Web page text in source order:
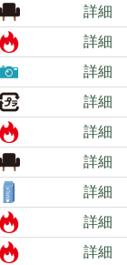
詳細
詳細
詳細
詳細
詳細
詳細
詳細
詳細
詳細